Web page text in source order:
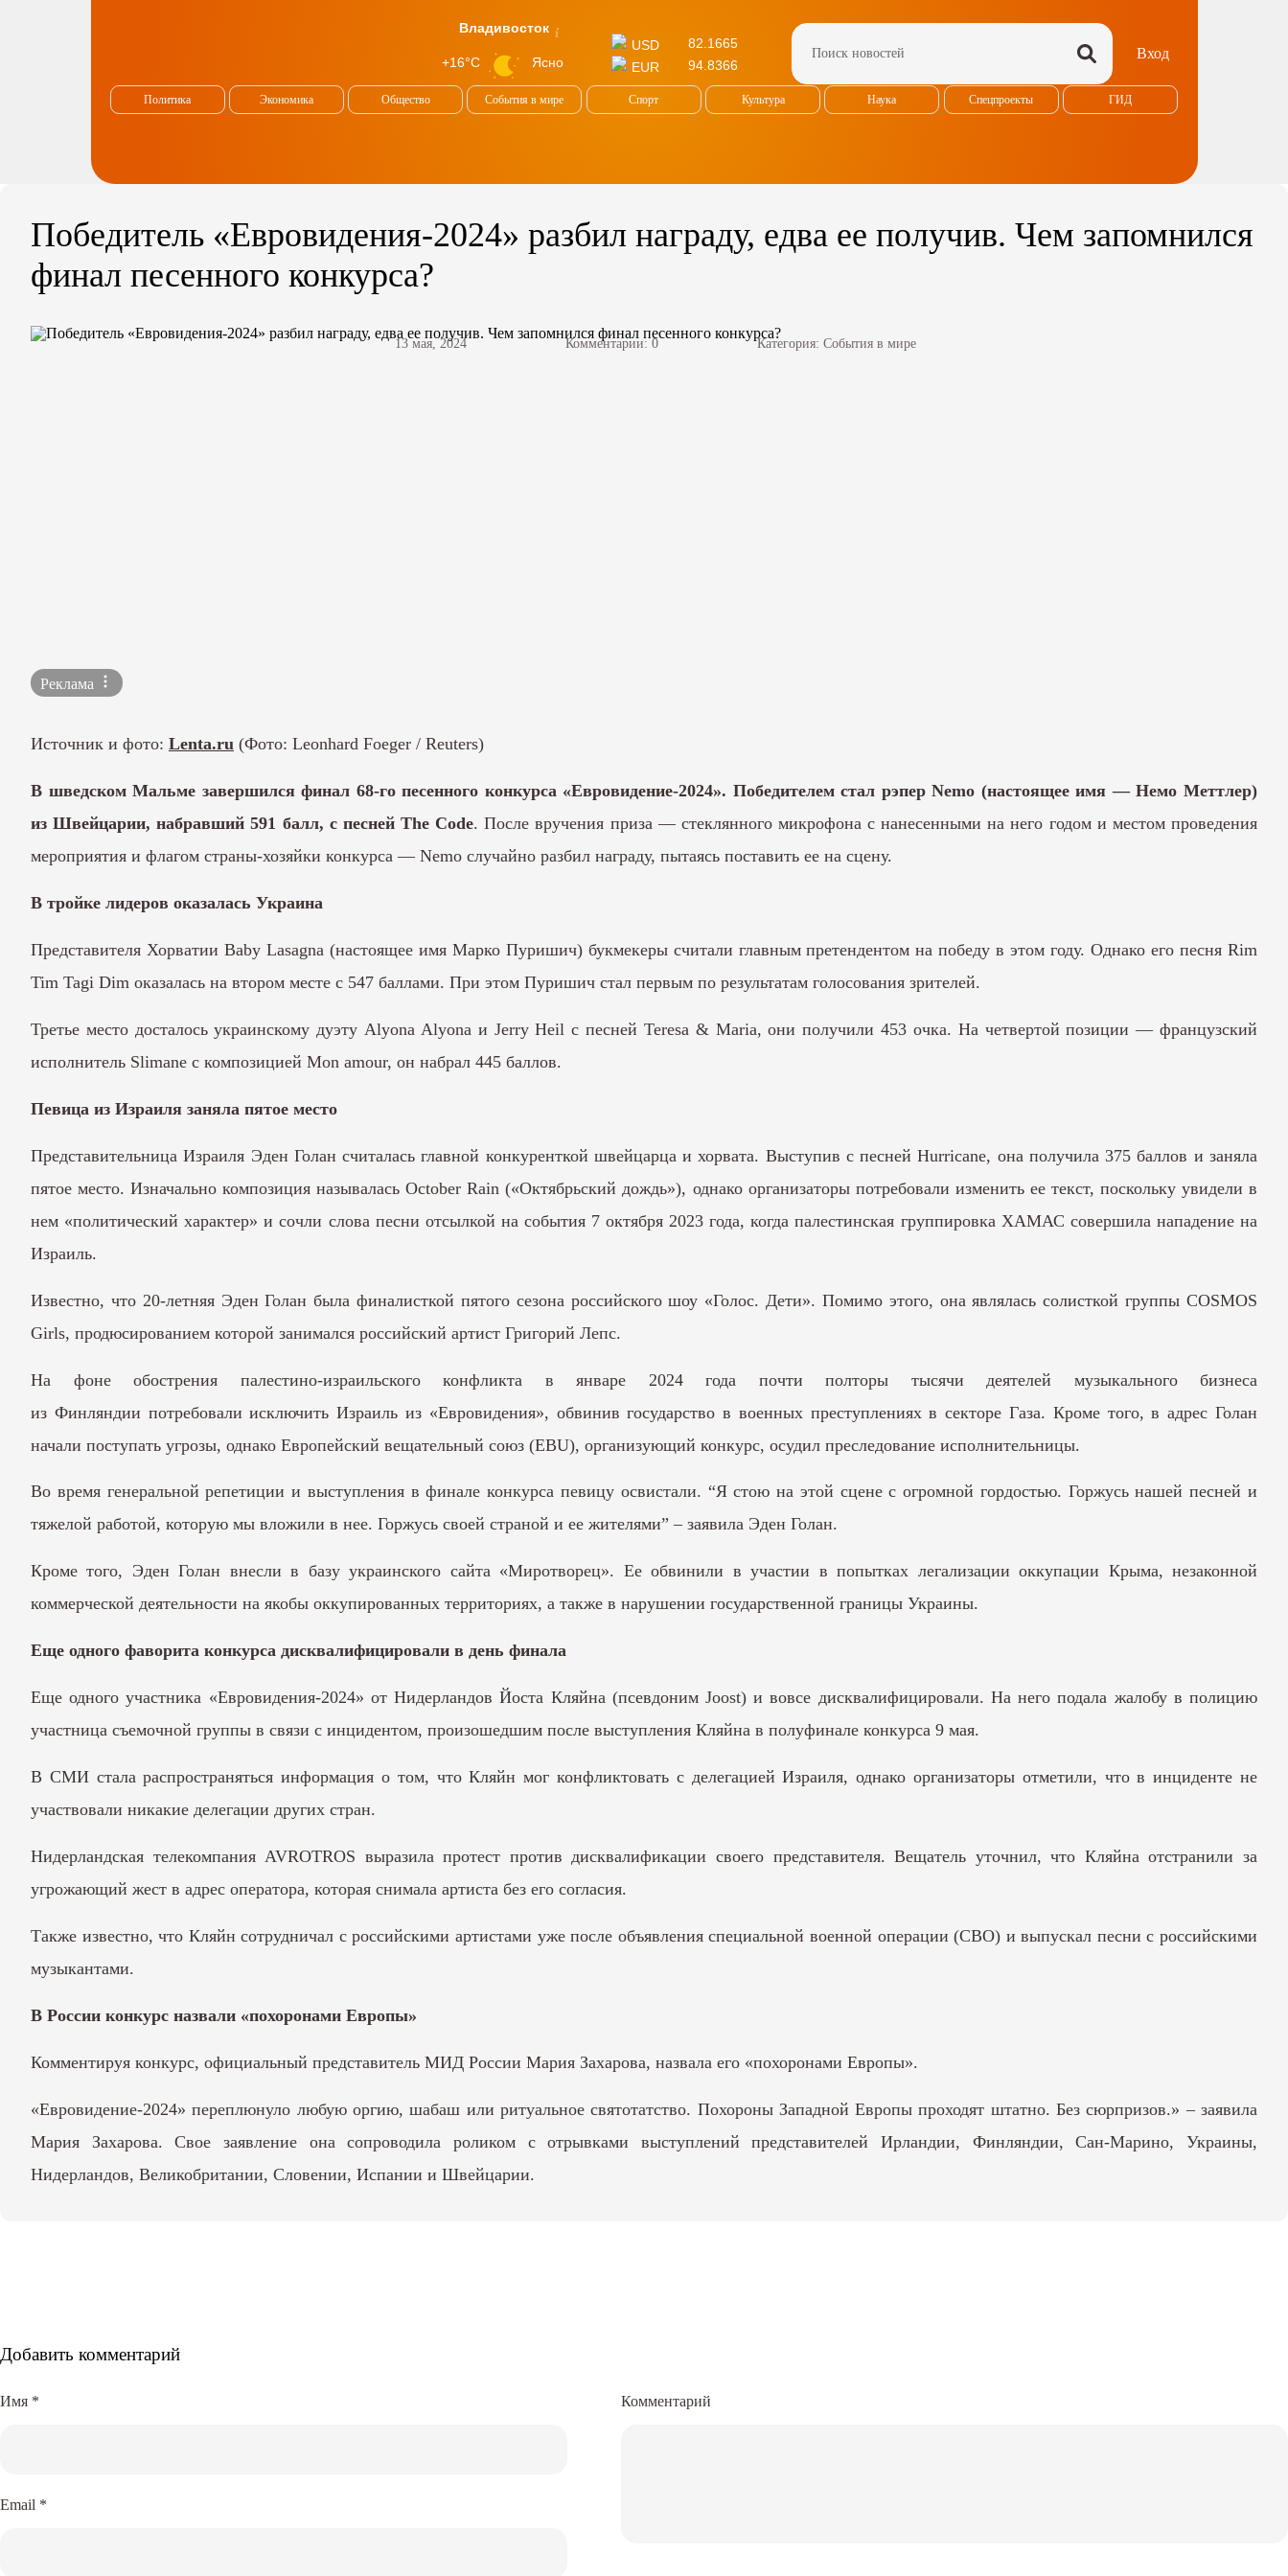
Владивосток
+16°C Ясно
USD
82.1665
EUR
94.8366
Вход
Политика Экономика Общество События в мире Спорт Культура Наука Спецпроекты ГИД
Победитель «Евровидения-2024» разбил награду, едва ее получив. Чем запомнился
финал песенного конкурса?
13 мая, 2024 Комментарии: 0 Категория:События в мире
Реклама
Источник и фото: Lenta.ru (Фото: Leonhard Foeger / Reuters)
В шведском Мальме завершился финал 68-го песенного конкурса «Евровидение-2024». Победителем стал рэпер Nemo (настоящее имя — Немо Меттлер)
из Швейцарии, набравший 591 балл, с песней The Code. После вручения приза — стеклянного микрофона с нанесенными на него годом и местом проведения
мероприятия и флагом страны-хозяйки конкурса — Nemo случайно разбил награду, пытаясь поставить ее на сцену.
В тройке лидеров оказалась Украина
Представителя Хорватии Baby Lasagna (настоящее имя Марко Пуришич) букмекеры считали главным претендентом на победу в этом году. Однако его песня Rim
Tim Tagi Dim оказалась на втором месте с 547 баллами. При этом Пуришич стал первым по результатам голосования зрителей.
Третье место досталось украинскому дуэту Alyona Alyona и Jerry Heil с песней Teresa & Maria, они получили 453 очка. На четвертой позиции — французский
исполнитель Slimane c композицией Mon amour, он набрал 445 баллов.
Певица из Израиля заняла пятое место
Представительница Израиля Эден Голан считалась главной конкуренткой швейцарца и хорвата. Выступив с песней Hurricane, она получила 375 баллов и заняла
пятое место. Изначально композиция называлась October Rain («Октябрьский дождь»), однако организаторы потребовали изменить ее текст, поскольку увидели в
нем «политический характер» и сочли слова песни отсылкой на события 7 октября 2023 года, когда палестинская группировка ХАМАС совершила нападение на
Израиль.
Известно, что 20-летняя Эден Голан была финалисткой пятого сезона российского шоу «Голос. Дети». Помимо этого, она являлась солисткой группы COSMOS
Girls, продюсированием которой занимался российский артист Григорий Лепс.
На фоне обострения палестино-израильского конфликта в январе 2024 года почти полторы тысячи деятелей музыкального бизнеса
из Финляндии потребовали исключить Израиль из «Евровидения», обвинив государство в военных преступлениях в секторе Газа. Кроме того, в адрес Голан
начали поступать угрозы, однако Европейский вещательный союз (EBU), организующий конкурс, осудил преследование исполнительницы.
Во время генеральной репетиции и выступления в финале конкурса певицу освистали. “Я стою на этой сцене с огромной гордостью. Горжусь нашей песней и
тяжелой работой, которую мы вложили в нее. Горжусь своей страной и ее жителями” – заявила Эден Голан.
Кроме того, Эден Голан внесли в базу украинского сайта «Миротворец». Ее обвинили в участии в попытках легализации оккупации Крыма, незаконной
коммерческой деятельности на якобы оккупированных территориях, а также в нарушении государственной границы Украины.
Еще одного фаворита конкурса дисквалифицировали в день финала
Еще одного участника «Евровидения-2024» от Нидерландов Йоста Кляйна (псевдоним Joost) и вовсе дисквалифицировали. На него подала жалобу в полицию
участница съемочной группы в связи с инцидентом, произошедшим после выступления Кляйна в полуфинале конкурса 9 мая.
В СМИ стала распространяться информация о том, что Кляйн мог конфликтовать с делегацией Израиля, однако организаторы отметили, что в инциденте не
участвовали никакие делегации других стран.
Нидерландская телекомпания AVROTROS выразила протест против дисквалификации своего представителя. Вещатель уточнил, что Кляйна отстранили за
угрожающий жест в адрес оператора, которая снимала артиста без его согласия.
Также известно, что Кляйн сотрудничал с российскими артистами уже после объявления специальной военной операции (СВО) и выпускал песни с российскими
музыкантами.
В России конкурс назвали «похоронами Европы»
Комментируя конкурс, официальный представитель МИД России Мария Захарова, назвала его «похоронами Европы».
«Евровидение-2024» переплюнуло любую оргию, шабаш или ритуальное святотатство. Похороны Западной Европы проходят штатно. Без сюрпризов.» – заявила
Мария Захарова. Свое заявление она сопроводила роликом с отрывками выступлений представителей Ирландии, Финляндии, Сан-Марино, Украины,
Нидерландов, Великобритании, Словении, Испании и Швейцарии.
Добавить комментарий
Комментарий
Имя *
Email *